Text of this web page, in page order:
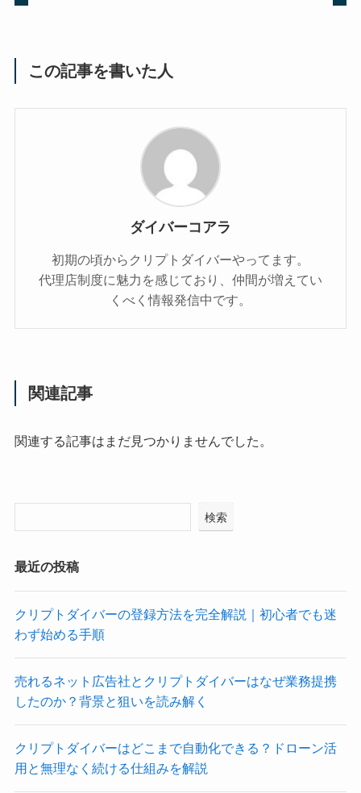
この記事を書いた人
ダイバーコアラ
初期の頃からクリプトダイバーやってます。
代理店制度に魅力を感じており、仲間が増えてい
くべく情報発信中です。
関連記事
関連する記事はまだ見つかりませんでした。
検索
最近の投稿
クリプトダイバーの登録方法を完全解説｜初心者でも迷
わず始める手順
売れるネット広告社とクリプトダイバーはなぜ業務提携
したのか？背景と狙いを読み解く
クリプトダイバーはどこまで自動化できる？ドローン活
用と無理なく続ける仕組みを解説